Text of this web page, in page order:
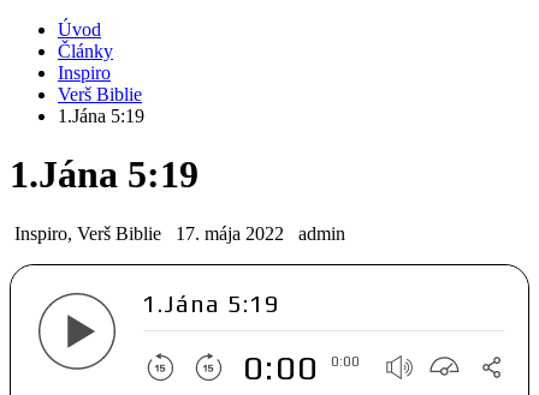
Úvod
Články
Inspiro
Verš Biblie
1.Jána 5:19
1.Jána 5:19
Inspiro, Verš Biblie 17. mája 2022 admin
1.Jána 5:19
0:00 0:00